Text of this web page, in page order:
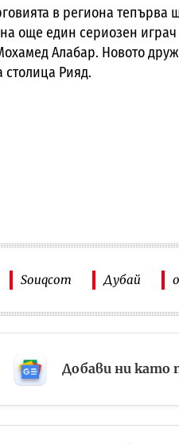
в региона
още един сериозен
Алабар. Новото
столица Рияд.
Souqcom Дубай
Добави ни като